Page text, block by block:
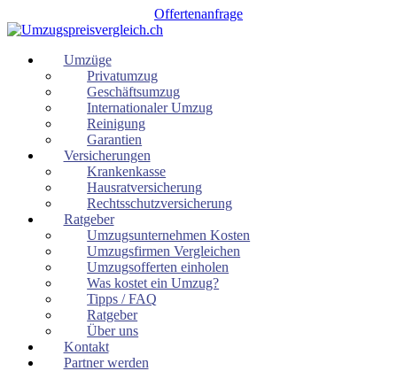
Offertenanfrage
Umzüge
Privatumzug
Geschäftsumzug
Internationaler Umzug
Reinigung
Garantien
Versicherungen
Krankenkasse
Hausratversicherung
Rechtsschutzversicherung
Ratgeber
Umzugsunternehmen Kosten
Umzugsfirmen Vergleichen
Umzugsofferten einholen
Was kostet ein Umzug?
Tipps / FAQ
Ratgeber
Über uns
Kontakt
Partner werden